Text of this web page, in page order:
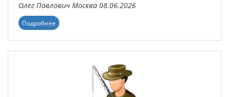
Олег Павлович Москва 08.06.2026
Подробнее